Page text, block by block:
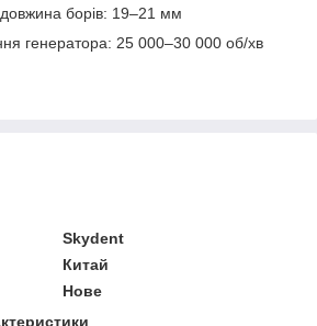
борів: 19–21 мм
генератора: 25 000–30 000 об/хв
Skydent
Китай
Нове